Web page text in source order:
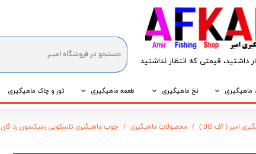
داشتید، قیمتی که انتظار نداشتید​​​​​​​
ماهیگیری نخ ماهیگیری طعمه ماهیگیری تور و چاک ماهیگیری
امیر ( آف کالا ) محصولات ماهیگیری چوب ماهیگیری تلسکوپی رمیکسون رد گان 390 remixon redgun